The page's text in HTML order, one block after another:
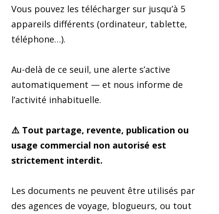
Vous pouvez les télécharger sur jusqu’à 5
appareils différents (ordinateur, tablette,
téléphone…).
Au-delà de ce seuil, une alerte s’active
automatiquement — et nous informe de
l’activité inhabituelle.
⚠️ Tout partage, revente, publication ou
usage commercial non autorisé est
strictement interdit.
Les documents ne peuvent être utilisés par
des agences de voyage, blogueurs, ou tout